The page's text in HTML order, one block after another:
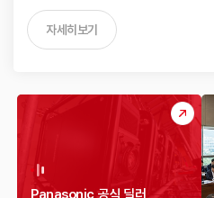
자세히보기
Panasonic 공식 딜러